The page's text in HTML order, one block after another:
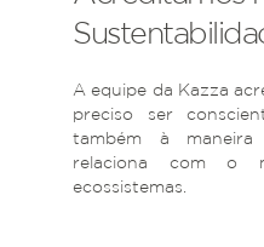
A equipe da Kazza
preciso ser
também à
relaciona com o
ecossistemas.